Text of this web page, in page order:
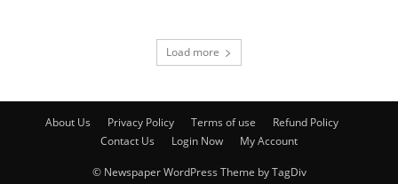
Load more
About Us Privacy Policy Terms of use
Refund Policy
Contact Us
Login Now My Account
© Newspaper WordPress Theme by TagDiv